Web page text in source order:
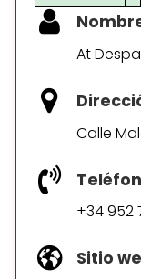
At
Calle
+34 952
Sitio